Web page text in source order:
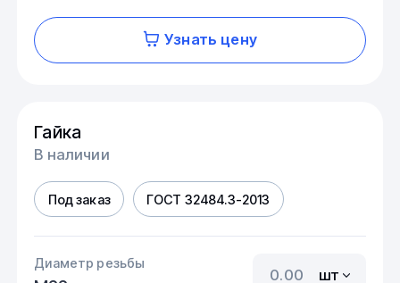
Узнать цену
Гайка
В наличии
Под заказ ГОСТ 32484.3-2013
Диаметр резьбы
шт